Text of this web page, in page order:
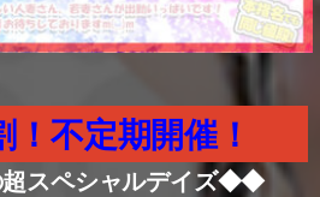
！不定期開催！
超スペシャルデイズ◆◆